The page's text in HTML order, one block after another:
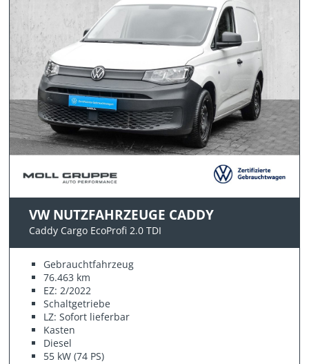
VW NUTZFAHRZEUGE CADDY
Caddy Cargo EcoProfi 2.0 TDI
Gebrauchtfahrzeug
76.463 km
EZ: 2/2022
Schaltgetriebe
LZ: Sofort lieferbar
Kasten
Diesel
55 kW (74 PS)